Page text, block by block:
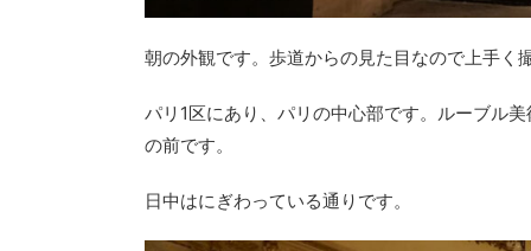
朝の外観です。歩道からの見た目なので上手く
パリ1区にあり、パリの中心部です。ルーブル
の前です。
日中はにぎわっている通りです。